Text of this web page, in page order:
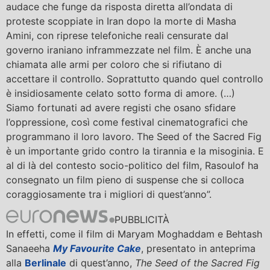
audace che funge da risposta diretta all’ondata di
proteste scoppiate in Iran dopo la morte di Masha
Amini, con riprese telefoniche reali censurate dal
governo iraniano inframmezzate nel film. È anche una
chiamata alle armi per coloro che si rifiutano di
accettare il controllo. Soprattutto quando quel controllo
è insidiosamente celato sotto forma di amore. (…)
Siamo fortunati ad avere registi che osano sfidare
l’oppressione, così come festival cinematografici che
programmano il loro lavoro. The Seed of the Sacred Fig
è un importante grido contro la tirannia e la misoginia. E
al di là del contesto socio-politico del film, Rasoulof ha
consegnato un film pieno di suspense che si colloca
coraggiosamente tra i migliori di quest’anno”.
PUBBLICITÀ
In effetti, come il film di Maryam Moghaddam e Behtash
Sanaeeha My Favourite Cake, presentato in anteprima
alla Berlinale di quest’anno, The Seed of the Sacred Fig